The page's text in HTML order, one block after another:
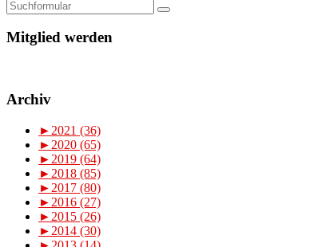
Mitglied werden
Archiv
► 2021 (36)
► 2020 (65)
► 2019 (64)
► 2018 (85)
► 2017 (80)
► 2016 (27)
► 2015 (26)
► 2014 (30)